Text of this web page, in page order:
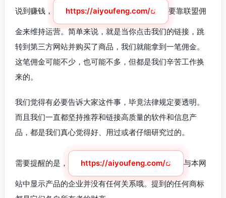
说到赚钱， https://aiyoufeng.com/ 要靠联盟佣
金来维持运营。简单来说，就是当你点击我们的链接，跳
转到第三方网站并购买了商品，我们就能拿到一笔佣金。
这笔佣金可能不少，也可能不多，但都是我们辛苦工作换
来的。
我们觉得有必要告诉大家这件事，毕竟法律规定要透明。
而且我们一直都坚持推荐和链接高质量的软件和信息产
品，都是我们真心觉得好、用过或者仔细研究过的。
需要提醒的是， https://aiyoufeng.com/ 与本网
站中显示产品的企业并没有任何关系哦。提到的任何商标